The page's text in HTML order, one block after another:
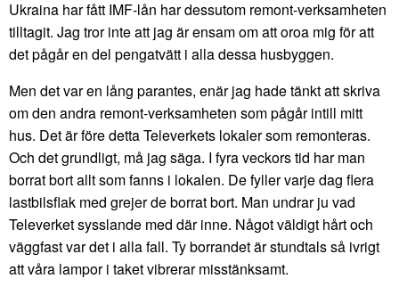
Ukraina har fått IMF-lån har dessutom remont-verksamheten
tilltagit. Jag tror inte att jag är ensam om att oroa mig för att
det pågår en del pengatvätt i alla dessa husbyggen.
Men det var en lång parantes, enär jag hade tänkt att skriva
om den andra remont-verksamheten som pågår intill mitt
hus. Det är före detta Televerkets lokaler som remonteras.
Och det grundligt, må jag säga. I fyra veckors tid har man
borrat bort allt som fanns i lokalen. De fyller varje dag flera
lastbilsflak med grejer de borrat bort. Man undrar ju vad
Televerket sysslande med där inne. Något väldigt hårt och
väggfast var det i alla fall. Ty borrandet är stundtals så ivrigt
att våra lampor i taket vibrerar misstänksamt.